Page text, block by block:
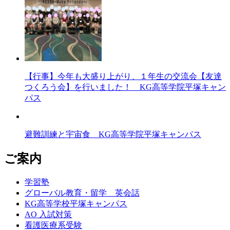
【行事】今年も大盛り上がり、１年生の交流会【友達
つくろう会】を行いました！ KG高等学院平塚キャン
パス
避難訓練と宇宙食 KG高等学院平塚キャンパス
ご案内
学習塾
グローバル教育・留学 英会話
KG高等学校平塚キャンパス
AO 入試対策
看護医療系受験